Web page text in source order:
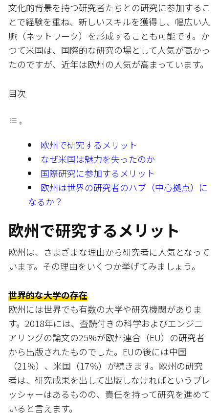
文化的背景を持つ研究者たちとの研究に参加するこ
とで経験を重ね、新しいスキルを獲得し、幅広い人
脈（ネットワーク）を形成することも可能です。か
つて米国は、国際的な研究の場として人気が高かっ
たのですが、近年は欧州の人気が高まっています。
目次
欧州で研究するメリット
なぜ米国は魅力を失ったのか
国際研究に参加するメリット
欧州は世界の研究者のハブ（中心拠点）に
なるか？
欧州で研究するメリット
欧州は、さまざまな理由から研究者に人気となって
います。その理由をいくつか挙げてみましょう。
世界的な大学の存在
欧州には世界でも有数の大学や研究機関がありま
す。2018年には、査読付きの科学およびエンジニ
アリングの論文の25%が欧州連合（EU）の研究者
から出版されたものでした。EUの後には中国
（21％）、米国（17％）が続きます。欧州の研究
者は、研究成果を出して出版しなければというプレ
ッシャーはあるものの、責任を持って研究を進めて
いると言えます。